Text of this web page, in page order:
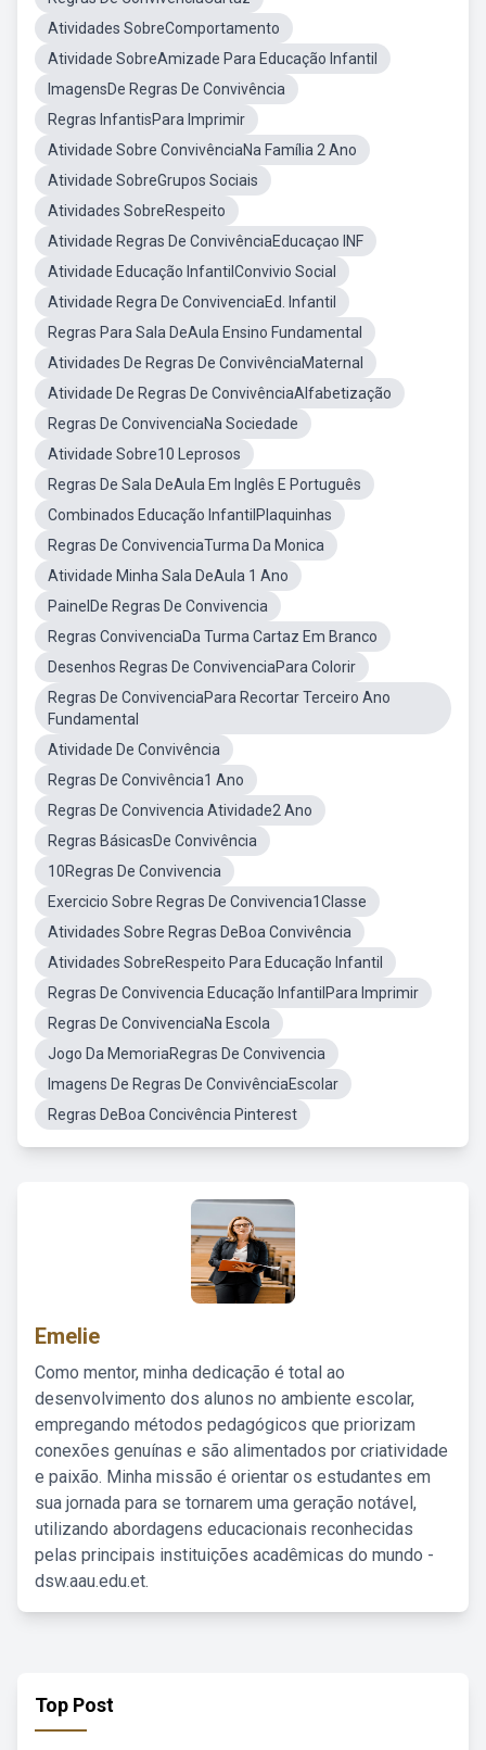
Atividades SobreComportamento
Atividade SobreAmizade Para Educação Infantil
ImagensDe Regras De Convivência
Regras InfantisPara Imprimir
Atividade Sobre ConvivênciaNa Família 2 Ano
Atividade SobreGrupos Sociais
Atividades SobreRespeito
Atividade Regras De ConvivênciaEducaçao INF
Atividade Educação InfantilConvivio Social
Atividade Regra De ConvivenciaEd. Infantil
Regras Para Sala DeAula Ensino Fundamental
Atividades De Regras De ConvivênciaMaternal
Atividade De Regras De ConvivênciaAlfabetização
Regras De ConvivenciaNa Sociedade
Atividade Sobre10 Leprosos
Regras De Sala DeAula Em Inglês E Português
Combinados Educação InfantilPlaquinhas
Regras De ConvivenciaTurma Da Monica
Atividade Minha Sala DeAula 1 Ano
PainelDe Regras De Convivencia
Regras ConvivenciaDa Turma Cartaz Em Branco
Desenhos Regras De ConvivenciaPara Colorir
Regras De ConvivenciaPara Recortar Terceiro Ano
Fundamental
Atividade De Convivência
Regras De Convivência1 Ano
Regras De Convivencia Atividade2 Ano
Regras BásicasDe Convivência
10Regras De Convivencia
Exercicio Sobre Regras De Convivencia1Classe
Atividades Sobre Regras DeBoa Convivência
Atividades SobreRespeito Para Educação Infantil
Regras De Convivencia Educação InfantilPara Imprimir
Regras De ConvivenciaNa Escola
Jogo Da MemoriaRegras De Convivencia
Imagens De Regras De ConvivênciaEscolar
Regras DeBoa Concivência Pinterest
Emelie
Como mentor, minha dedicação é total ao
desenvolvimento dos alunos no ambiente escolar,
empregando métodos pedagógicos que priorizam
conexões genuínas e são alimentados por criatividade
e paixão. Minha missão é orientar os estudantes em
sua jornada para se tornarem uma geração notável,
utilizando abordagens educacionais reconhecidas
pelas principais instituições acadêmicas do mundo -
dsw.aau.edu.et.
Top Post